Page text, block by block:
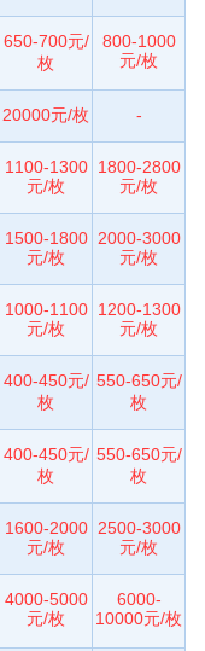
650-700元/
枚
800-1000
元/枚
20000元/枚 -
1100-1300
元/枚
1800-2800
元/枚
1500-1800
元/枚
2000-3000
元/枚
1000-1100
元/枚
1200-1300
元/枚
400-450元/
枚
550-650元/
枚
400-450元/
枚
550-650元/
枚
1600-2000
元/枚
2500-3000
元/枚
4000-5000
元/枚
6000-
10000元/枚